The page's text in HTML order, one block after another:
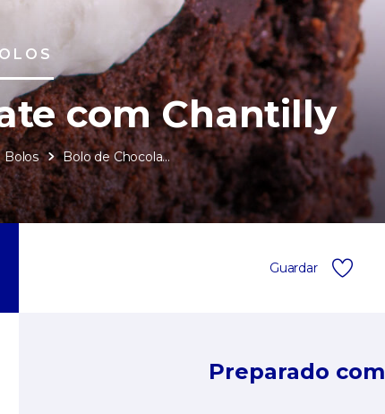
com Chantilly
Bolos Bolo de Chocolate com Chantilly
Guardar
Preparado com